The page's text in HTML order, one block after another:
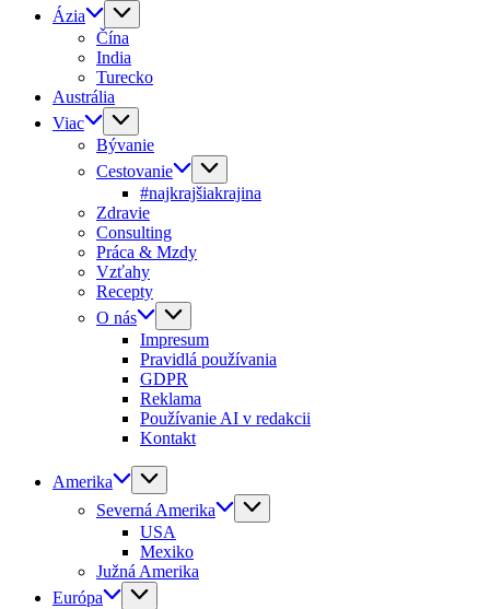
Ázia
Čína
India
Turecko
Austrália
Viac
Bývanie
Cestovanie
#najkrajšiakrajina
Zdravie
Consulting
Práca & Mzdy
Vzťahy
Recepty
O nás
Impresum
Pravidlá používania
GDPR
Reklama
Používanie AI v redakcii
Kontakt
Amerika
Severná Amerika
USA
Mexiko
Južná Amerika
Európa